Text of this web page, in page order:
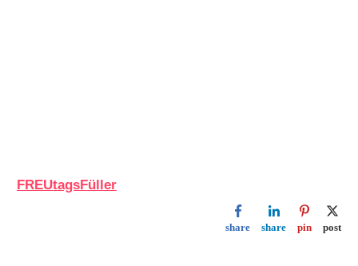
FREUtagsFüller
share share pin post